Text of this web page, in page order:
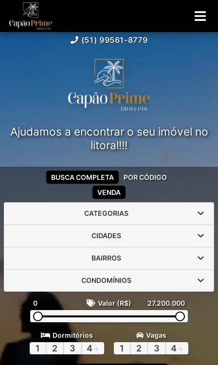
(51) 99561-8779
Ajudamos a encontrar o seu imóvel no
litoral!!!
VENDA
BUSCA COMPLETA POR CÓDIGO
CATEGORIAS
CIDADES
BAIRROS
CONDOMÍNIOS
0 Valor (R$) 27.200.000
Dormitórios
1 2 3 4 +
Vagas
1 2 3 4 +